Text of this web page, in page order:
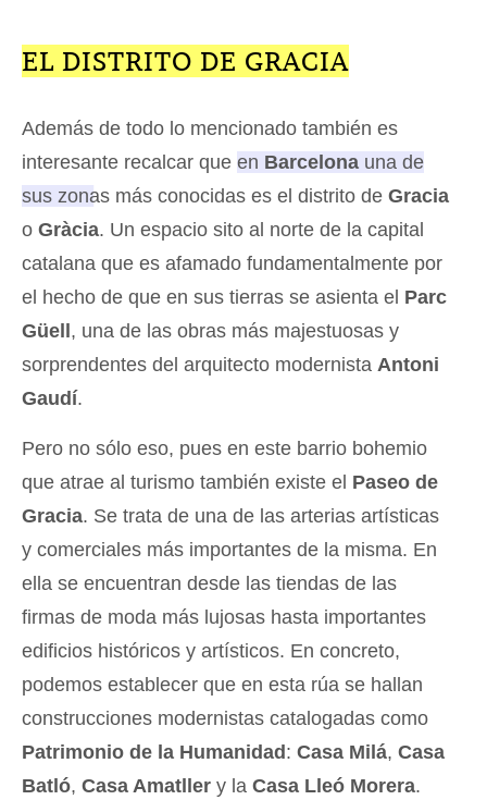
EL DISTRITO DE GRACIA
Además de todo lo mencionado también es
interesante recalcar que en Barcelona una de
sus zonas más conocidas es el distrito de Gracia
o Gràcia. Un espacio sito al norte de la capital
catalana que es afamado fundamentalmente por
el hecho de que en sus tierras se asienta el Parc
Güell, una de las obras más majestuosas y
sorprendentes del arquitecto modernista Antoni
Gaudí.
Pero no sólo eso, pues en este barrio bohemio
que atrae al turismo también existe el Paseo de
Gracia. Se trata de una de las arterias artísticas
y comerciales más importantes de la misma. En
ella se encuentran desde las tiendas de las
firmas de moda más lujosas hasta importantes
edificios históricos y artísticos. En concreto,
podemos establecer que en esta rúa se hallan
construcciones modernistas catalogadas como
Patrimonio de la Humanidad: Casa Milá, Casa
Batló, Casa Amatller y la Casa Lleó Morera.